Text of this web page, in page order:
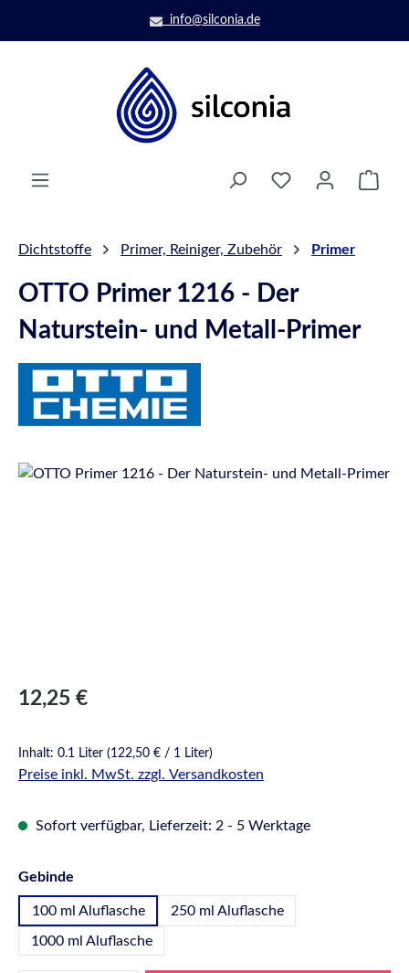
Zum Hauptinhalt springeninfo@silconia.de
Dichtstoffe Primer, Reiniger, Zubehör Primer
OTTO Primer 1216 - Der
Naturstein- und Metall-Primer
Bildergalerie überspringen
Regulärer Preis:
12,25 €
Inhalt: 0.1 Liter (122,50 € / 1 Liter)
Preise inkl. MwSt. zzgl. Versandkosten
Sofort verfügbar, Lieferzeit: 2 - 5 Werktage
Gebinde
100 ml Aluflasche 250 ml Aluflasche
1000 ml Aluflasche